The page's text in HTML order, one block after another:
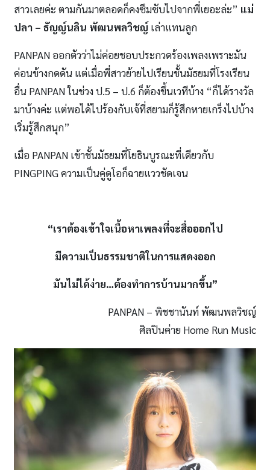
สาวเลยค่ะ ตามกันมาตลอดก็คงซึมซับไปจากพี่เยอะล่ะ” แม่
ปลา – ธัญญ์นลิน พัฒนพลวิชญ์ เล่าแทนลูก
PANPAN ออกตัวว่าไม่ค่อยชอบประกวดร้องเพลงเพราะมัน
ค่อนข้างกดดัน แต่เมื่อพี่สาวย้ายไปเรียนชั้นมัธยมที่โรงเรียน
อื่น PANPAN ในช่วง ป.5 – ป.6 ก็ต้องขึ้นเวทีบ้าง “ก็ได้รางวัล
มาบ้างค่ะ แต่พอได้ไปร้องกับเจ้ที่สยามก็รู้สึกหายเกร็งไปบ้าง
เริ่มรู้สึกสนุก”
เมื่อ PANPAN เข้าชั้นมัธยมที่โยธินบูรณะที่เดียวกับ
PINGPING ความเป็นคู่ดูโอก็ฉายแววชัดเจน
“เราต้องเข้าใจเนื้อหาเพลงที่จะสื่อออกไป
มีความเป็นธรรมชาติในการแสดงออก
มันไม่ได้ง่าย…ต้องทำการบ้านมากขึ้น”
PANPAN – พิชชานันท์ พัฒนพลวิชญ์
ศิลปินค่าย Home Run Music